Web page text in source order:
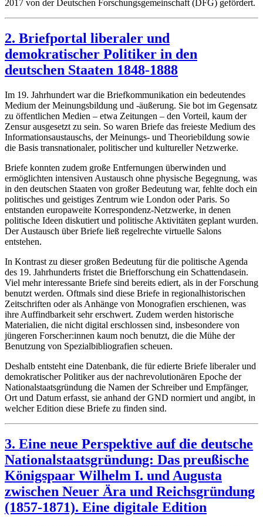
2017 von der Deutschen Forschungsgemeinschaft (DFG) gefördert.
2. Briefportal liberaler und
demokratischer Politiker in den
deutschen Staaten 1848-1888
Im 19. Jahrhundert war die Briefkommunikation ein bedeutendes
Medium der Meinungsbildung und ‑äußerung. Sie bot im Gegensatz
zu öffentlichen Medien – etwa Zeitungen – den Vorteil, kaum der
Zensur ausgesetzt zu sein. So waren Briefe das freieste Medium des
Informationsaustauschs, der Meinungs- und Theoriebildung sowie
die Basis transnationaler, politischer und kultureller Netzwerke.
Briefe konnten zudem große Entfernungen überwinden und
ermöglichten intensiven Austausch ohne physische Begegnung, was
in den deutschen Staaten von großer Bedeutung war, fehlte doch ein
politisches und geistiges Zentrum wie London oder Paris. So
entstanden europaweite Korrespondenz-Netzwerke, in denen
politische Ideen diskutiert und politische Aktivitäten geplant wurden.
Der Austausch über Briefe ließ regelrechte virtuelle Salons
entstehen.
In Kontrast zu dieser großen Bedeutung für die politische Agenda
des 19. Jahrhunderts fristet die Briefforschung ein Schattendasein.
Viel mehr interessante Briefe sind bereits ediert, als in der Forschung
benutzt werden. Oftmals sind diese Briefe in regionalhistorischen
Zeitschriften oder als Anhänge von Monografien erschienen, was
ihre Auffindbarkeit sehr erschwert. Zudem werden historische
Materialien, die nicht digital erschlossen sind, insbesondere von
jüngeren Forscher:innen kaum noch benutzt, die die Mühe der
Benutzung von Spezialbibliografien scheuen.
Deshalb entsteht eine Datenbank, die für edierte Briefe liberaler und
demokratischer Politiker aus der nachrevolutionären Epoche der
Nationalstaatsgründung die Namen der Schreiber und Empfänger,
Ort und Datum erfasst, sie anhand der GND normiert und angibt, in
welcher Edition diese Briefe zu finden sind.
3. Eine neue Perspektive auf die deutsche
Nationalstaatsgründung: Das preußische
Königspaar Wilhelm I. und Augusta
zwischen Neuer Ära und Reichsgründung
(1857-1871). Eine digitale Edition